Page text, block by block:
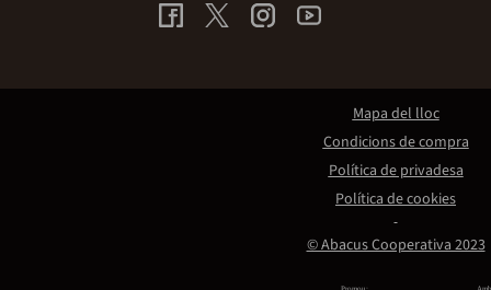
© Abacus Cooperativa 2023
Mapa del lloc
Condicions de compra
Política de privadesa
Política de cookies